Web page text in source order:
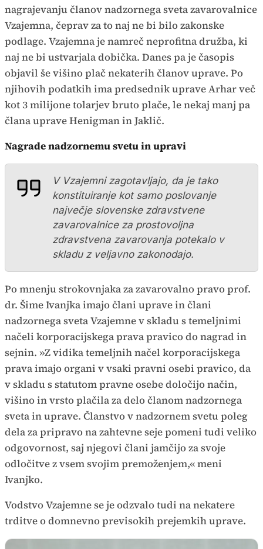
nagrajevanju članov nadzornega sveta zavarovalnice
Vzajemna, čeprav za to naj ne bi bilo zakonske
podlage. Vzajemna je namreč neprofitna družba, ki
naj ne bi ustvarjala dobička. Danes pa je časopis
objavil še višino plač nekaterih članov uprave. Po
njihovih podatkih ima predsednik uprave Arhar več
kot 3 milijone tolarjev bruto plače, le nekaj manj pa
člana uprave Henigman in Jaklič.
Nagrade nadzornemu svetu in upravi
V Vzajemni zagotavljajo, da je tako
konstituiranje kot samo poslovanje
največje slovenske zdravstvene
zavarovalnice za prostovoljna
zdravstvena zavarovanja potekalo v
skladu z veljavno zakonodajo.
Po mnenju strokovnjaka za zavarovalno pravo prof.
dr. Šime Ivanjka imajo člani uprave in člani
nadzornega sveta Vzajemne v skladu s temeljnimi
načeli korporacijskega prava pravico do nagrad in
sejnin. »Z vidika temeljnih načel korporacijskega
prava imajo organi v vsaki pravni osebi pravico, da
v skladu s statutom pravne osebe določijo način,
višino in vrsto plačila za delo članom nadzornega
sveta in uprave. Članstvo v nadzornem svetu poleg
dela za pripravo na zahtevne seje pomeni tudi veliko
odgovornost, saj njegovi člani jamčijo za svoje
odločitve z vsem svojim premoženjem,« meni
Ivanjko.
Vodstvo Vzajemne se je odzvalo tudi na nekatere
trditve o domnevno previsokih prejemkih uprave.